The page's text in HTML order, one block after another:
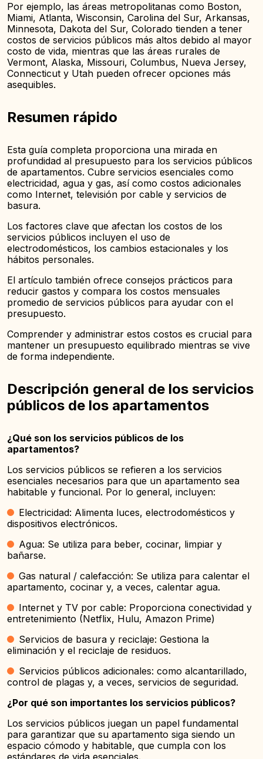
Por ejemplo, las áreas metropolitanas como Boston,
Miami, Atlanta, Wisconsin, Carolina del Sur, Arkansas,
Minnesota, Dakota del Sur, Colorado tienden a tener
costos de servicios públicos más altos debido al mayor
costo de vida, mientras que las áreas rurales de
Vermont, Alaska, Missouri, Columbus, Nueva Jersey,
Connecticut y Utah pueden ofrecer opciones más
asequibles.
Resumen rápido
Esta guía completa proporciona una mirada en
profundidad al presupuesto para los servicios públicos
de apartamentos. Cubre servicios esenciales como
electricidad, agua y gas, así como costos adicionales
como Internet, televisión por cable y servicios de
basura.
Los factores clave que afectan los costos de los
servicios públicos incluyen el uso de
electrodomésticos, los cambios estacionales y los
hábitos personales.
El artículo también ofrece consejos prácticos para
reducir gastos y compara los costos mensuales
promedio de servicios públicos para ayudar con el
presupuesto.
Comprender y administrar estos costos es crucial para
mantener un presupuesto equilibrado mientras se vive
de forma independiente.
Descripción general de los servicios
públicos de los apartamentos
¿Qué son los servicios públicos de los
apartamentos?
Los servicios públicos se refieren a los servicios
esenciales necesarios para que un apartamento sea
habitable y funcional. Por lo general, incluyen:
Electricidad: Alimenta luces, electrodomésticos y
dispositivos electrónicos.
Agua: Se utiliza para beber, cocinar, limpiar y
bañarse.
Gas natural / calefacción: Se utiliza para calentar el
apartamento, cocinar y, a veces, calentar agua.
Internet y TV por cable: Proporciona conectividad y
entretenimiento (Netflix, Hulu, Amazon Prime)
Servicios de basura y reciclaje: Gestiona la
eliminación y el reciclaje de residuos.
Servicios públicos adicionales: como alcantarillado,
control de plagas y, a veces, servicios de seguridad.
¿Por qué son importantes los servicios públicos?
Los servicios públicos juegan un papel fundamental
para garantizar que su apartamento siga siendo un
espacio cómodo y habitable, que cumpla con los
estándares de vida esenciales.